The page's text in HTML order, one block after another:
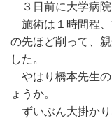
３日前に大学病院
施術は１時間程、
の先ほど削って、
した。
やはり橋本先生の
ょうか。
ずいぶん大掛かり